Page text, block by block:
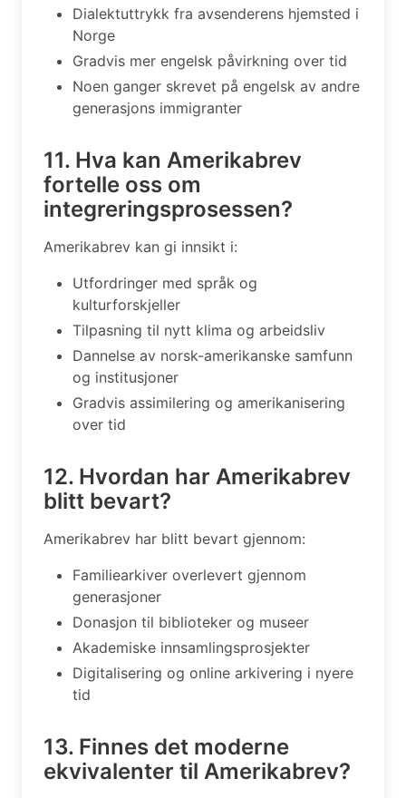
Dialektuttrykk fra avsenderens hjemsted i
Norge
Gradvis mer engelsk påvirkning over tid
Noen ganger skrevet på engelsk av andre
generasjons immigranter
11. Hva kan Amerikabrev
fortelle oss om
integreringsprosessen?
Amerikabrev kan gi innsikt i:
Utfordringer med språk og
kulturforskjeller
Tilpasning til nytt klima og arbeidsliv
Dannelse av norsk-amerikanske samfunn
og institusjoner
Gradvis assimilering og amerikanisering
over tid
12. Hvordan har Amerikabrev
blitt bevart?
Amerikabrev har blitt bevart gjennom:
Familiearkiver overlevert gjennom
generasjoner
Donasjon til biblioteker og museer
Akademiske innsamlingsprosjekter
Digitalisering og online arkivering i nyere
tid
13. Finnes det moderne
ekvivalenter til Amerikabrev?